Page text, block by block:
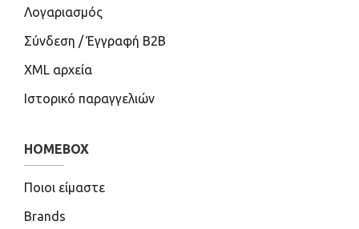
Λογαριασμός
Σύνδεση / Έγγραφή B2B
XML αρχεία
Ιστορικό παραγγελιών
HOMEBOX
Ποιοι είμαστε
Brands